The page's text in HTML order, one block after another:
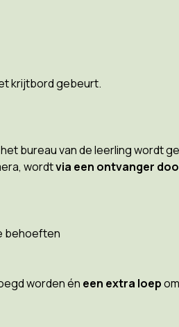
krijtbord gebeurt.
bureau van de leerling wordt
wordtvia een ontvanger
behoeften
worden én een extra loep